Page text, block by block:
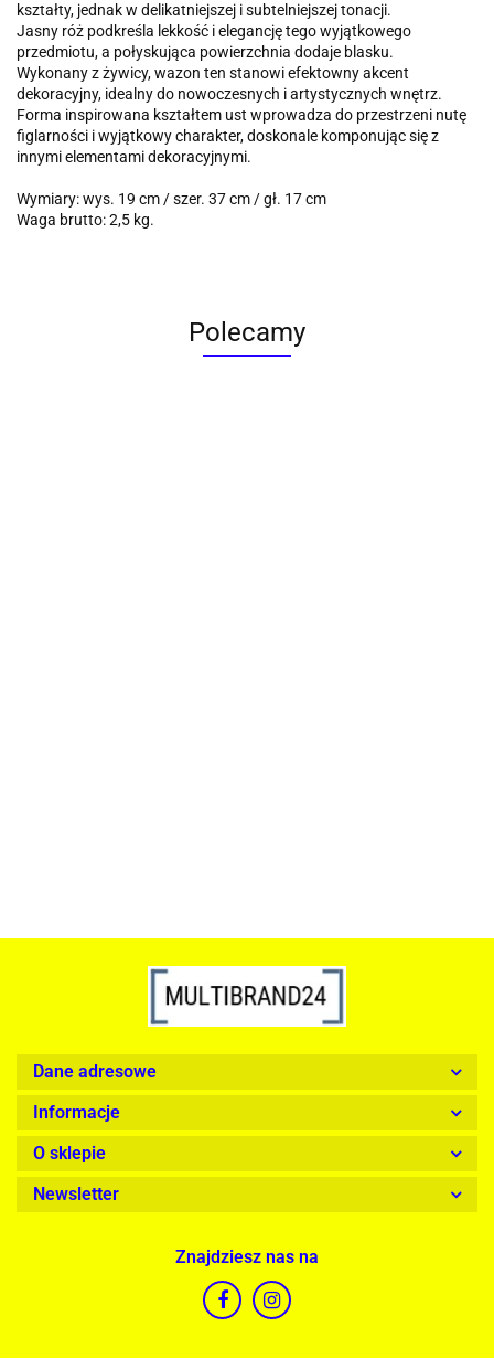
kształty, jednak w delikatniejszej i subtelniejszej tonacji.
Jasny róż podkreśla lekkość i elegancję tego wyjątkowego
przedmiotu, a połyskująca powierzchnia dodaje blasku.
Wykonany z żywicy, wazon ten stanowi efektowny akcent
dekoracyjny, idealny do nowoczesnych i artystycznych wnętrz.
Forma inspirowana kształtem ust wprowadza do przestrzeni nutę
figlarności i wyjątkowy charakter, doskonale komponując się z
innymi elementami dekoracyjnymi.
Wymiary: wys. 19 cm / szer. 37 cm / gł. 17 cm
Waga brutto: 2,5 kg.
Polecamy
Dane adresowe
Informacje
O sklepie
Newsletter
Znajdziesz nas na